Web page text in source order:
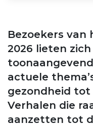
Bezoekers van
2026 lieten
actuele
gezondheid
Verhalen die
aanzetten tot